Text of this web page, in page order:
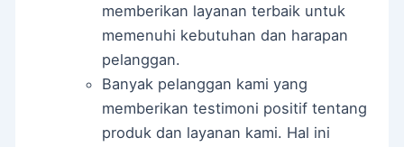
memberikan layanan terbaik untuk
memenuhi kebutuhan dan harapan
pelanggan.
Banyak pelanggan kami yang
memberikan testimoni positif tentang
produk dan layanan kami. Hal ini